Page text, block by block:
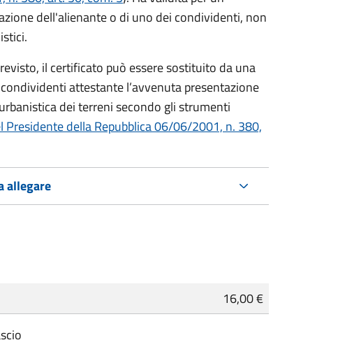
dell'alienante o di uno dei condividenti, non
il certificato può essere sostituito da una
attestante l’avvenuta presentazione
dei terreni secondo gli strumenti
Presidente della Repubblica 06/06/2001, n. 380,
allegare
16,00 €